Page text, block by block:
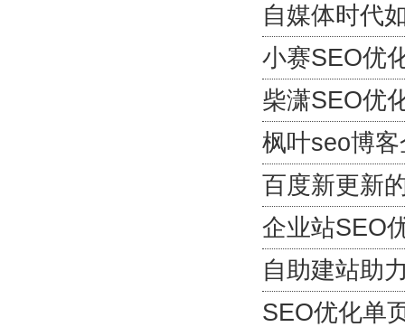
自媒体时代
小赛SEO优
柴潇SEO优
枫叶seo博
百度新更新
企业站SEO
自助建站助
SEO优化单